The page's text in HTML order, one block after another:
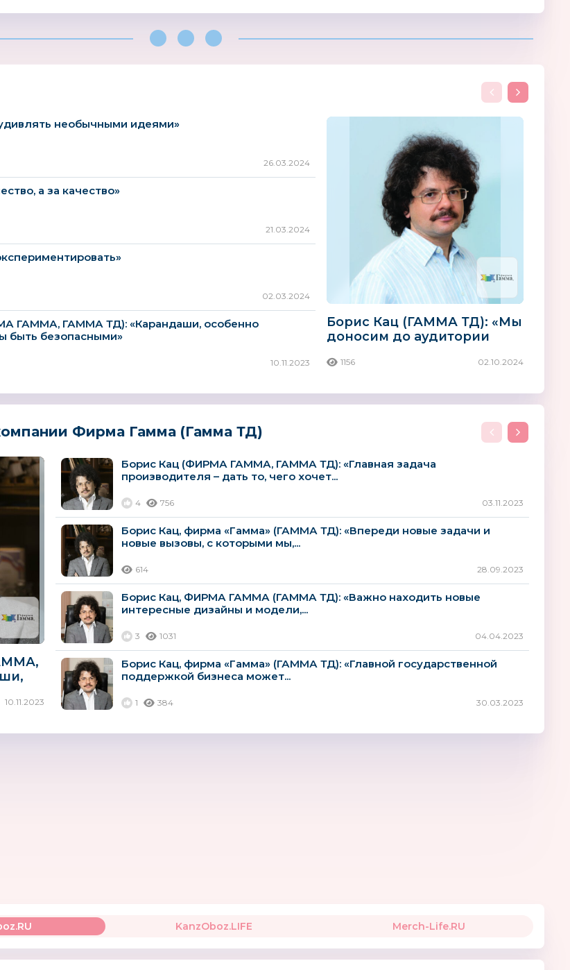
необычными идеями»
26.03.2024
а за качество»
21.03.2024
02.03.2024
ГАММА, ГАММА ТД): «Карандаши, особенно
быть безопасными»
10.11.2023
Борис Кац (ГАММА ТД): «Мы
доносим до аудитории
1156 02.10.2024
Фирма Гамма (Гамма ТД)
10.11.2023
Борис Кац (ФИРМА ГАММА, ГАММА ТД): «Главная задача
производителя – дать то, чего хочет...
4 756 03.11.2023
Борис Кац, фирма «Гамма» (ГАММА ТД): «Впереди новые задачи и
новые вызовы, с которыми мы,...
614 28.09.2023
Борис Кац, ФИРМА ГАММА (ГАММА ТД): «Важно находить новые
интересные дизайны и модели,...
3 1031 04.04.2023
Борис Кац, фирма «Гамма» (ГАММА ТД): «Главной государственной
поддержкой бизнеса может...
1 384 30.03.2023
KanzOboz.LIFE Merch-Life.RU